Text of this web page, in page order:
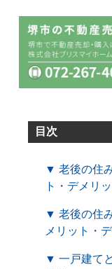
目次
▼ 老後の住
ト・デメリ
▼ 老後の住
メリット・
▼ 一戸建て